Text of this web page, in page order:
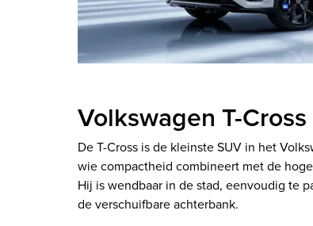
Volkswagen T-Cross
De T-Cross is de kleinste SUV in het
wie compactheid combineert met de
Hij is wendbaar in de stad, eenvoudig te
de verschuifbare achterbank.